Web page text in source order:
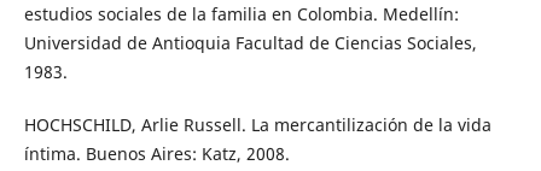
estudios sociales de la familia en Colombia. Medellín:
Universidad de Antioquia Facultad de Ciencias Sociales,
1983.
HOCHSCHILD, Arlie Russell. La mercantilización de la vida
íntima. Buenos Aires: Katz, 2008.